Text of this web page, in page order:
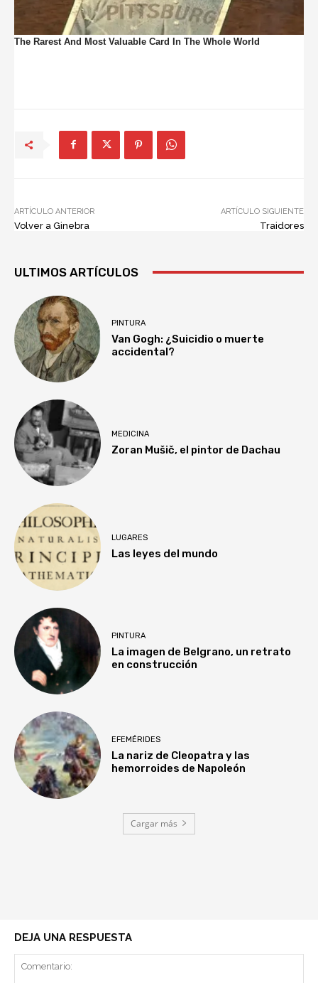
ARTÍCULO ANTERIOR
Volver a Ginebra
ARTÍCULO SIGUIENTE
Traidores
ULTIMOS ARTÍCULOS
PINTURA
Van Gogh: ¿Suicidio o muerte
accidental?
MEDICINA
Zoran Mušič, el pintor de Dachau
LUGARES
Las leyes del mundo
PINTURA
La imagen de Belgrano, un retrato
en construcción
EFEMÉRIDES
La nariz de Cleopatra y las
hemorroides de Napoleón
Cargar más
DEJA UNA RESPUESTA